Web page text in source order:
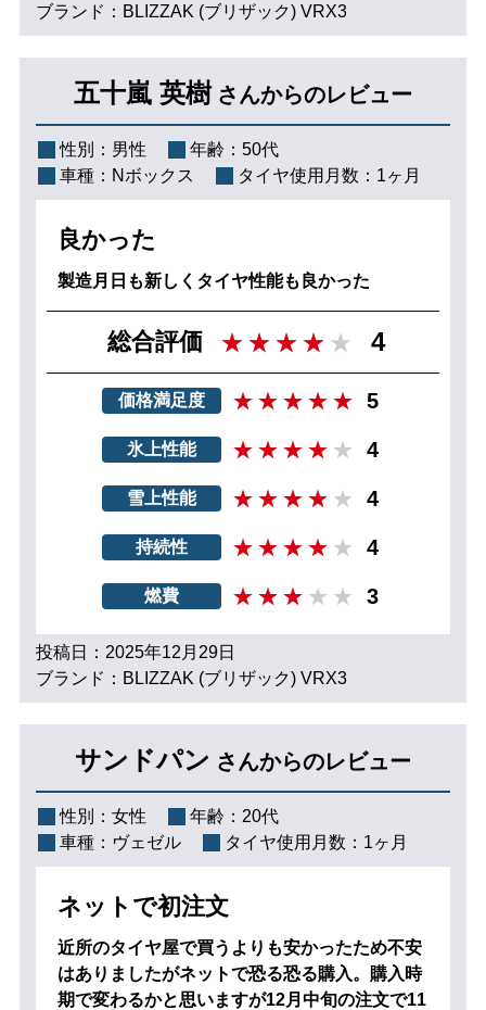
ブランド：BLIZZAK (ブリザック) VRX3
五十嵐 英樹 さんからのレビュー
性別： 男性 年齢： 50代
車種： Nボックス タイヤ使用月数： 1ヶ月
良かった
製造月日も新しくタイヤ性能も良かった
総合評価 4
価格満足度 5
氷上性能 4
雪上性能 4
持続性 4
燃費 3
投稿日：2025年12月29日
ブランド：BLIZZAK (ブリザック) VRX3
サンドパン さんからのレビュー
性別： 女性 年齢： 20代
車種： ヴェゼル タイヤ使用月数： 1ヶ月
ネットで初注文
近所のタイヤ屋で買うよりも安かったため不安
はありましたがネットで恐る恐る購入。購入時
期で変わるかと思いますが12月中旬の注文で11